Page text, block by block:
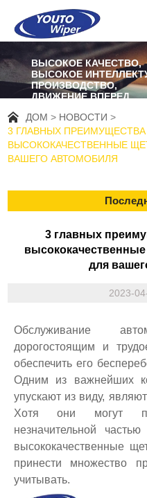
ВЫСОКОЕ КАЧЕСТВО,
ВЫСОКОЕ
ПРОИЗВОДСТВО,
ДВИЖЕНИЕ ВПЕРЕД
ДОМ
НОВОСТИ
3 ГЛАВНЫХ
ВЫСОКОКАЧЕСТВЕННЫЕ
ВАШЕГО АВТОМОБИЛЯ
3 главных
для
2023-
Обслуживание
дорогостоящим и
обеспечить его
Одним из важнейших
упускают из виду,
Хотя они могут
незначительной
высококачественные
принести множество
учитывать.